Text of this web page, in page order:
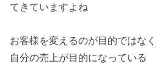
てきていますよね
お客様を変えるのが目的ではなく
自分の売上が目的になっている